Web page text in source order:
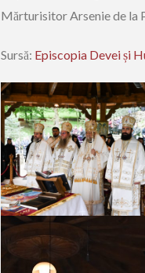
Mărturisitor Arsenie de la
Sursă: Episcopia Devei și